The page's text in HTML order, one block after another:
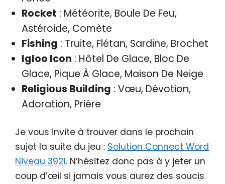
Rocket : Météorite, Boule De Feu,
Astéroide, Comète
Fishing : Truite, Flétan, Sardine, Brochet
Igloo Icon : Hôtel De Glace, Bloc De
Glace, Pique À Glace, Maison De Neige
Religious Building : Vœu, Dévotion,
Adoration, Prière
Je vous invite à trouver dans le prochain
sujet la suite du jeu : Solution Connect Word
Niveau 3921. N’hésitez donc pas à y jeter un
coup d’œil si jamais vous aurez des soucis